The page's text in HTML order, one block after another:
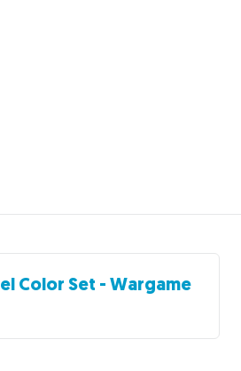
Color Set - Wargame